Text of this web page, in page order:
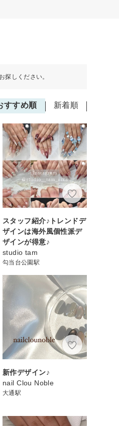
探しください。
すすめ順 新着順
スタッフ紹介♪トレンドデ
ザインは海外風個性派デ
ザインが得意♪
studio tam
勾当台公園駅
新作デザイン♪
nail Clou Noble
大通駅